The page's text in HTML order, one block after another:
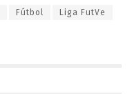
Fútbol Liga FutVe